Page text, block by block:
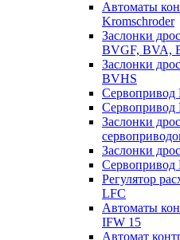
Автоматы
Kromschroder
Заслонки
BVGF, BVA,
Заслонки
BVHS
Сервопривод
Сервопривод
Заслонки
Заслонки
Cервопривод
Регулятор
LFC
Автоматы
IFW 15
Автомат